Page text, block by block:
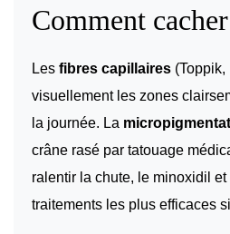
Comment
Les fibres capillaires
visuellement les zones
la journée. La
crâne rasé par tatouage
ralentir la chute, le minoxidil
traitements les plus efficaces